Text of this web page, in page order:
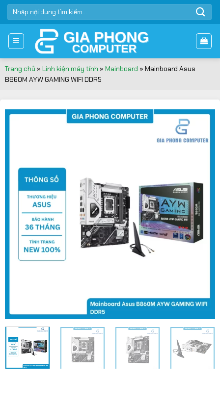
Bỏ
qua
dung
TÌM
KIẾM:
Trang chủ » Linh kiện máy tính » Mainboard » Mainboard Asus
B860M AYW GAMING WIFI DDR5